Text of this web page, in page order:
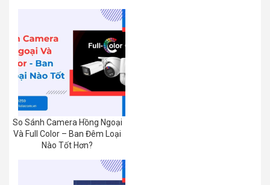
So Sánh Camera Hồng Ngoại
Và Full Color – Ban Đêm Loại
Nào Tốt Hơn?